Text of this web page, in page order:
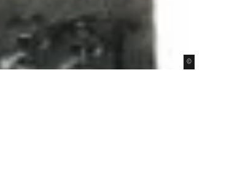
©